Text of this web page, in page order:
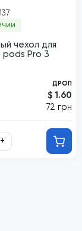
чехол для
pods Pro 3
ДРОП
$ 1.60
72 грн
+